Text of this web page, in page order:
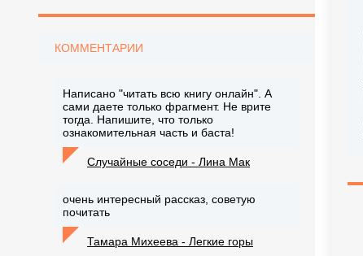
КОММЕНТАРИИ
Написано "читать всю книгу онлайн". А
сами даете только фрагмент. Не врите
тогда. Напишите, что только
ознакомительная часть и баста!
Случайные соседи - Лина Мак
очень интересный рассказ, советую
почитать
Тамара Михеева - Легкие горы